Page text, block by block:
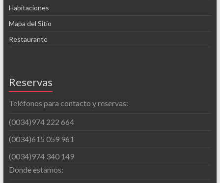
Habitaciones
Mapa del Sitio
Restaurante
Reservas
Teléfonos para contacto y reservas:
(0034)974 222 664
(0034)615 059 961
(0034)974 340 149
Donde estamos: